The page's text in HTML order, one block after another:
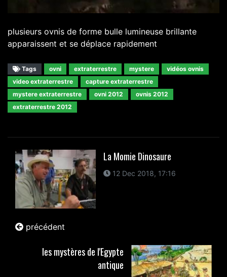
plusieurs ovnis de forme bulle lumineuse brillante
apparaissent et se déplace rapidement
Tags ovni extraterrestre mystere
vidéos ovnis
video extraterrestre
capture extraterrestre
mystere extraterrestre
ovni 2012
ovnis 2012
extraterrestre 2012
La Momie Dinosaure
12 Dec 2018, 17:16
précédent
les mystères de l'Egypte
antique